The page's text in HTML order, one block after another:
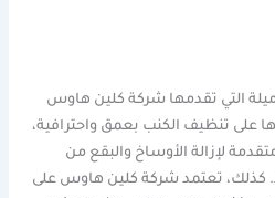
التي تقدمها شركة كلين هاوس
على تنظيف الكنب بعمق واحترافية،
لإزالة الأوساخ والبقع من
كذلك، تعتمد شركة كلين هاوس على